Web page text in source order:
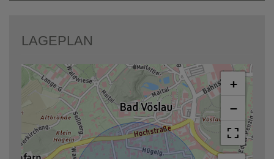
LAGEPLAN
+
−